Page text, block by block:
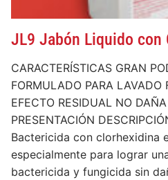
INSUMOS
Higiene de manos y piel
Desinfección
Detergentes
Control de Biofilm
Accesorios
EQUIPAMIENTOS
Equipos para Control de
Máquinas de anestesia y
Seguridad
Agroindustriales
SISTEMAS
Accesibilidad, alerta,
monitoreo
Software
SERVICIOS
Servicio técnico
Mapeo Térmico :::
DESARROLLOS
NOVEDADES
Videos
Videos institucionales
Videos de productos
Webinars
Noticias de interés
Compromiso Social
Prensa
QUIENES SOMOS
Quiénes Somos
Responsabilidad Social
Premios
CONTACTO
Contact us
JL9 Jabón Liquido con
CARACTERÍSTICAS GRAN
FORMULADO PARA LAVADO
EFECTO RESIDUAL NO
PRESENTACIÓN
Bactericida con clorhexidina
especialmente para lograr
bactericida y fungicida sin